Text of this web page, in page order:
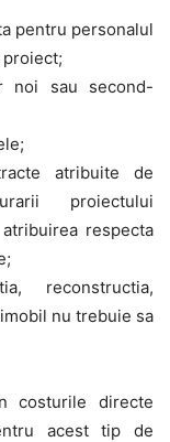
pentru personalul
noi sau second-
atribuite de
proiectului
respecta
reconstructia,
nu trebuie sa
costurile directe
acest tip de